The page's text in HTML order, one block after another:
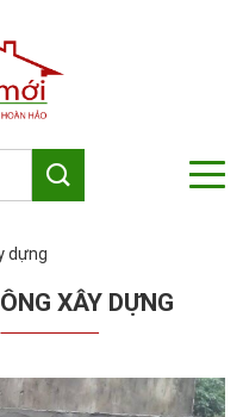
dựng
XÂY DỰNG